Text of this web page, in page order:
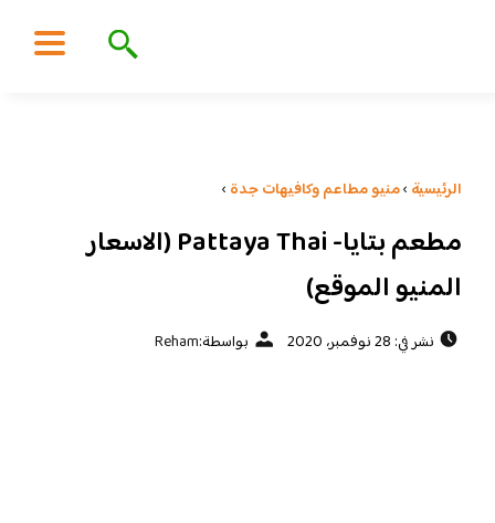
الرئيسية ›منيو مطاعم وكافيهات جدة ›
مطعم بتايا- Pattaya Thai (الاسعار
المنيو الموقع)
نشر في: 28 نوفمبر، 2020 بواسطة:Reham